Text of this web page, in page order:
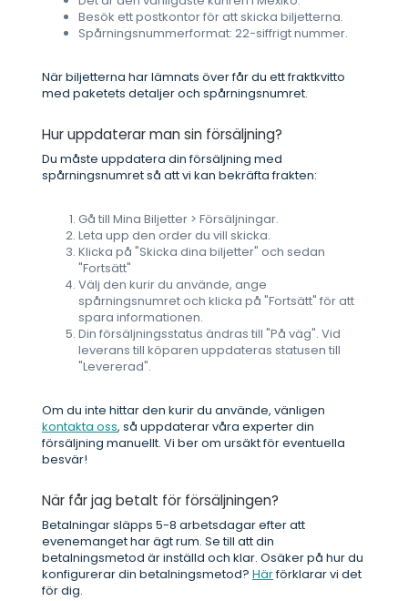
Besök ett postkontor för att skicka biljetterna.
Spårningsnummerformat: 22-siffrigt nummer.
När biljetterna har lämnats över får du ett fraktkvitto
med paketets detaljer och spårningsnumret.
Hur uppdaterar man sin försäljning?
Du måste uppdatera din försäljning med
spårningsnumret så att vi kan bekräfta frakten:
Gå till Mina Biljetter > Försäljningar.
Leta upp den order du vill skicka.
Klicka på "Skicka dina biljetter" och sedan
"Fortsätt"
Välj den kurir du använde, ange
spårningsnumret och klicka på "Fortsätt" för att
spara informationen.
Din försäljningsstatus ändras till "På väg". Vid
leverans till köparen uppdateras statusen till
"Levererad".
Om du inte hittar den kurir du använde, vänligen
kontakta oss, så uppdaterar våra experter din
försäljning manuellt. Vi ber om ursäkt för eventuella
besvär!
När får jag betalt för försäljningen?
Betalningar släpps 5-8 arbetsdagar efter att
evenemanget har ägt rum. Se till att din
betalningsmetod är inställd och klar. Osäker på hur du
konfigurerar din betalningsmetod? Härförklarar vi det
för dig.